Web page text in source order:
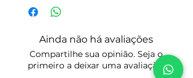
Portanto, só realize a compra se esse
de peças que desja.
Tenha certeza do modelo e do ano que
você precisa. Tire todas as suas
dúvidas antes de comprar para evitar
que você encontrou realmente é o que
está procurando você será
compra clicando no Botão: Comprar.
Preencha seus dados cadastrais para
os devidos fins fiscais, faça o
Ainda não há avaliações
Compartilhe sua opinião. Seja o
primeiro a deixar uma avaliação.